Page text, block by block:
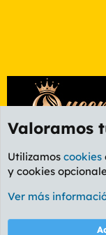
Foro General
Cookies
PL
Valoramos
Utilizamos cookies
y cookies
Ver más